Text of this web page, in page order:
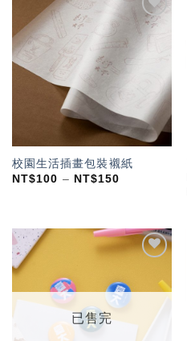
加入
「願
校園生活插畫包裝襯紙
NT$100 – NT$150
「願
望輕
單」
已售完